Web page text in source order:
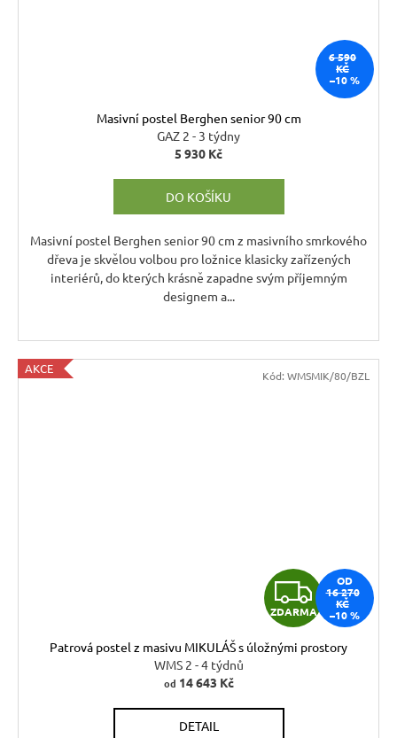
6 590
KČ
–10 %
Masivní postel Berghen senior 90 cm
GAZ 2 - 3 týdny
5 930 Kč
DO KOŠÍKU
Masivní postel Berghen senior 90 cm z masivního smrkového
dřeva je skvělou volbou pro ložnice klasicky zařízených
interiérů, do kterých krásně zapadne svým příjemným
designem a...
AKCE
Z
D
ZDARMA
OD
16 270
KČ
–10 %
Patrová postel z masivu MIKULÁŠ s úložnými prostory
WMS 2 - 4 týdnů
od 14 643 Kč
DETAIL
Kód: WMSMIK/80/BZL